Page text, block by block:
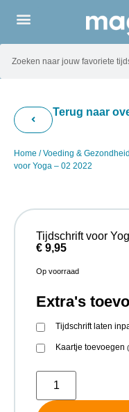
Terug naar
Home /Voeding & Gezondheid
voor Yoga – 02 2022
Tijdschrift voor
€ 9,95
Op voorraad
Extra's
Tijdschrift laten
Kaartje toevoegen (